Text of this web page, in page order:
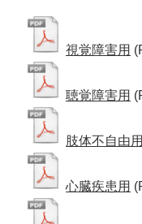
視覚障害用
聴覚障害用
肢体不自由用
心臓疾患用